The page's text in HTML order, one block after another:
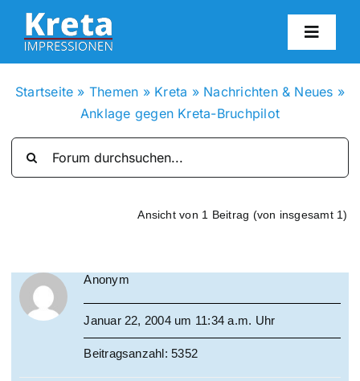
Zum
Inhalt
springen
Startseite » Themen » Kreta » Nachrichten & Neues »
Anklage gegen Kreta-Bruchpilot
Ansicht von 1 Beitrag (von insgesamt 1)
Anonym
Januar 22, 2004 um 11:34 a.m. Uhr
Beitragsanzahl: 5352